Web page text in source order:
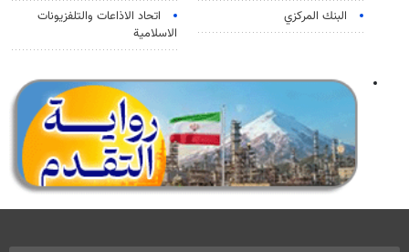
البنك المركزي
اتحاد الاذاعات والتلفزيونات
الاسلامية